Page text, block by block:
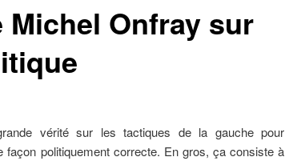
Michel Onfray sur
vérité sur les tactiques de la gauche pour
politiquement correcte. En gros, ça consiste à